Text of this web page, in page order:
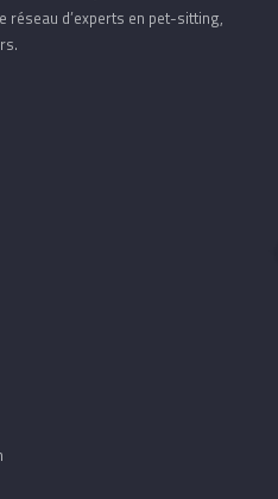
d’experts en pet-sitting,